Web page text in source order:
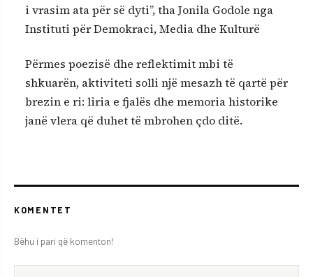
i vrasim ata për së dyti”, tha Jonila Godole nga
Instituti për Demokraci, Media dhe Kulturë
Përmes poezisë dhe reflektimit mbi të
shkuarën, aktiviteti solli një mesazh të qartë për
brezin e ri: liria e fjalës dhe memoria historike
janë vlera që duhet të mbrohen çdo ditë.
KOMENTET
Bëhu i pari që komenton!